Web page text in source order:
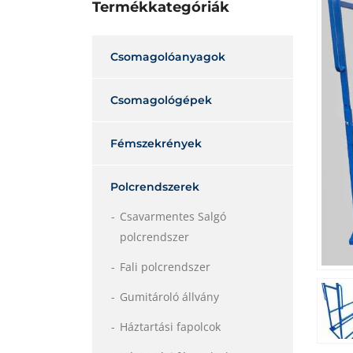
Termékkategóriák
Csomagolóanyagok
Csomagológépek
Fémszekrények
Polcrendszerek
Csavarmentes Salgó
polcrendszer
Fali polcrendszer
Gumitároló állvány
Háztartási fapolcok